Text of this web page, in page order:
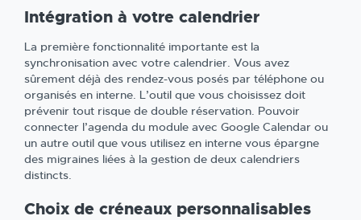
Intégration à votre calendrier
La première fonctionnalité importante est la
synchronisation avec votre calendrier. Vous avez
sûrement déjà des rendez-vous posés par téléphone ou
organisés en interne. L’outil que vous choisissez doit
prévenir tout risque de double réservation. Pouvoir
connecter l’agenda du module avec Google Calendar ou
un autre outil que vous utilisez en interne vous épargne
des migraines liées à la gestion de deux calendriers
distincts.
Choix de créneaux personnalisables